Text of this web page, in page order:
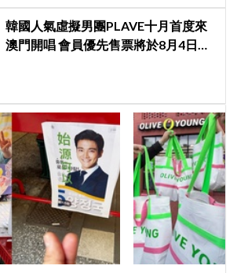
韓國人氣虛擬男團PLAVE十月首度來
澳門開唱 會員優先售票將於8月4日開